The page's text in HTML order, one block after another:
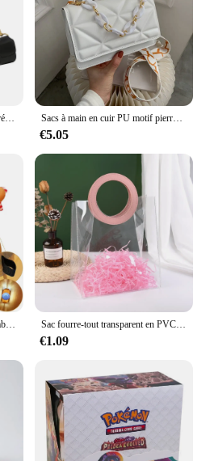
KURT GEIGER-Sac à Main Carré avec Lettres Zippées pour Femme, Sacoche de Styliste de Luxe, à la Mode Sacs à main en cuir PU motif pierre pour femmes, grands sacs initiés, fourre-tout rose, sacs à main d'embrayage EquiShopper, marque Crossexcavdy, hiver
€5.05
Bonhomme en pain d'épice gonflable de Noël avec lumières LED pour pelouse, décorations extérieures, décorations de cour, paquet cadeau, 8 pieds, 2.4m Sac fourre-tout transparent en PVC, poignée de forme ronde, sacs à provisions transparents, poignée de forme carrée, sac de rangement étanche
€1.09